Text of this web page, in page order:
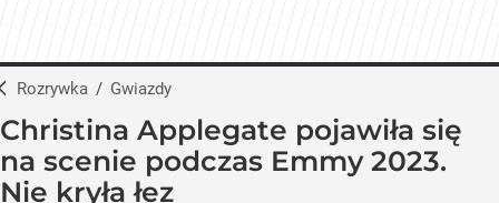
Rozrywka / Gwiazdy
Christina Applegate pojawiła się
na scenie podczas Emmy 2023.
Nie kryła łez